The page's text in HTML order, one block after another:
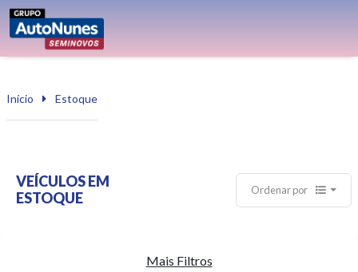
Início Estoque
VEÍCULOS EM
ESTOQUE
Ordenar por
Mais Filtros